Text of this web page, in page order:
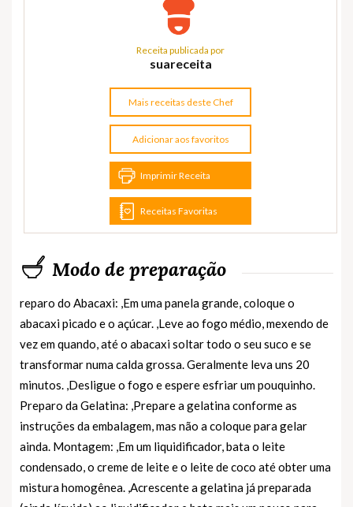
Receita publicada por
suareceita
Mais receitas deste Chef
Adicionar aos favoritos
Imprimir Receita
Receitas Favoritas
Modo de preparação
reparo do Abacaxi: ,Em uma panela grande, coloque o
abacaxi picado e o açúcar. ,Leve ao fogo médio, mexendo de
vez em quando, até o abacaxi soltar todo o seu suco e se
transformar numa calda grossa. Geralmente leva uns 20
minutos. ,Desligue o fogo e espere esfriar um pouquinho.
Preparo da Gelatina: ,Prepare a gelatina conforme as
instruções da embalagem, mas não a coloque para gelar
ainda. Montagem: ,Em um liquidificador, bata o leite
condensado, o creme de leite e o leite de coco até obter uma
mistura homogênea. ,Acrescente a gelatina já preparada